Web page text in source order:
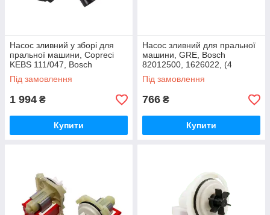
Насос зливний у зборі для
пральної машини, Copreci
KEBS 111/047, Bosch
00145212
Під замовлення
1 994 ₴
Купити
Насос зливний для пральної
машини, GRE, Bosch
82012500, 1626022, (4
отвори)
Під замовлення
766 ₴
Купити